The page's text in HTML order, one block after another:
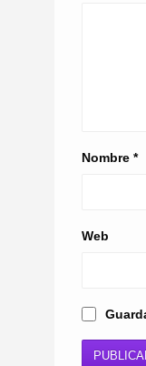
Nombre *
Web